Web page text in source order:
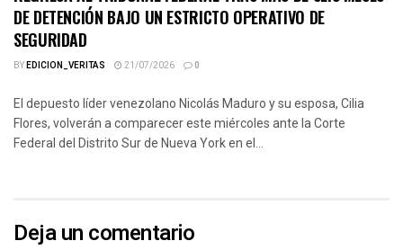
DE DETENCIÓN BAJO UN ESTRICTO OPERATIVO DE
SEGURIDAD
BYEDICION_VERITAS 21/07/2026 0
El depuesto líder venezolano Nicolás Maduro y su esposa, Cilia
Flores, volverán a comparecer este miércoles ante la Corte
Federal del Distrito Sur de Nueva York en el...
Deja un comentario